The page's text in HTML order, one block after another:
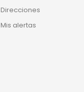
Direcciones
Mis alertas